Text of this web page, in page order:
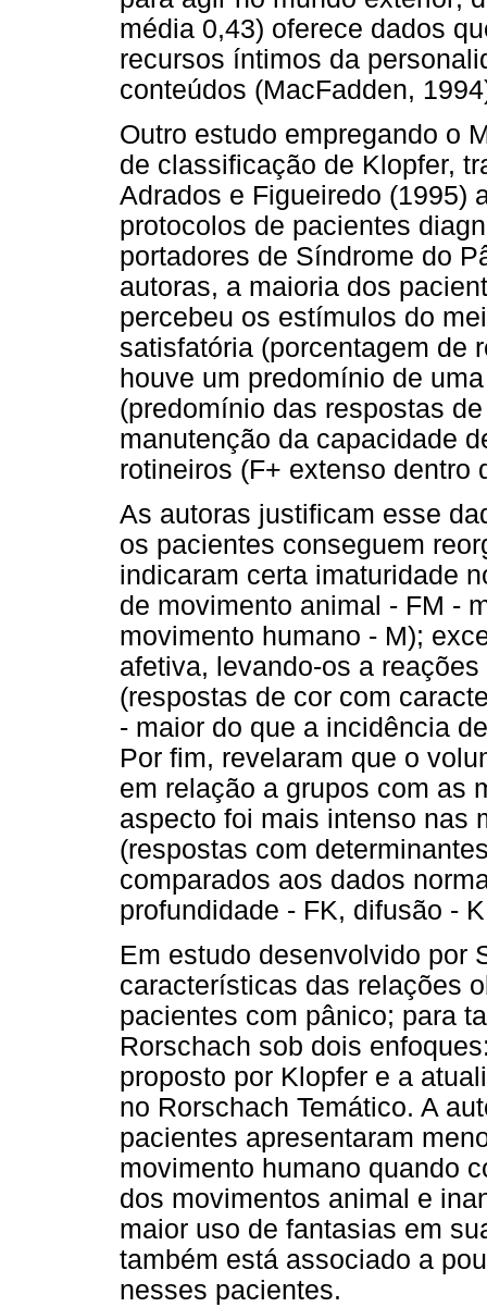
média 0,43) oferece dados
recursos íntimos da
conteúdos (MacFadden,
Outro estudo empregando o
de classificação de Klopfer,
Adrados e Figueiredo (1995)
protocolos de pacientes
portadores de Síndrome do
autoras, a maioria dos
percebeu os estímulos do
satisfatória (porcentagem de
houve um predomínio de
(predomínio das respostas
manutenção da capacidade
rotineiros (F+ extenso dentro
As autoras justificam esse
os pacientes conseguem
indicaram certa imaturidade
de movimento animal - FM -
movimento humano - M);
afetiva, levando-os a
(respostas de cor com
- maior do que a incidência
Por fim, revelaram que o
em relação a grupos com as
aspecto foi mais intenso nas
(respostas com
comparados aos dados
profundidade - FK, difusão -
Em estudo desenvolvido por
características das relações
pacientes com pânico; para
Rorschach sob dois
proposto por Klopfer e a
no Rorschach Temático. A
pacientes apresentaram
movimento humano quando
dos movimentos animal e
maior uso de fantasias em
também está associado a
nesses pacientes.